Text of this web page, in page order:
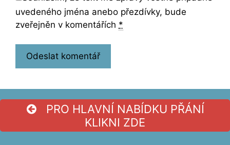
uvedeného jména anebo přezdívky, bude
zveřejněn v komentářích *
PRO HLAVNÍ NABÍDKU PŘÁNÍ
KLIKNI ZDE